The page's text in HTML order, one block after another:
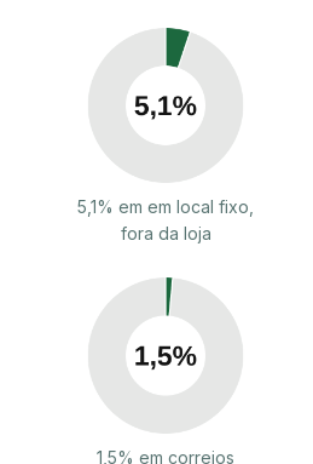
5,1% em em local fixo,
fora da loja
1,5% em correios